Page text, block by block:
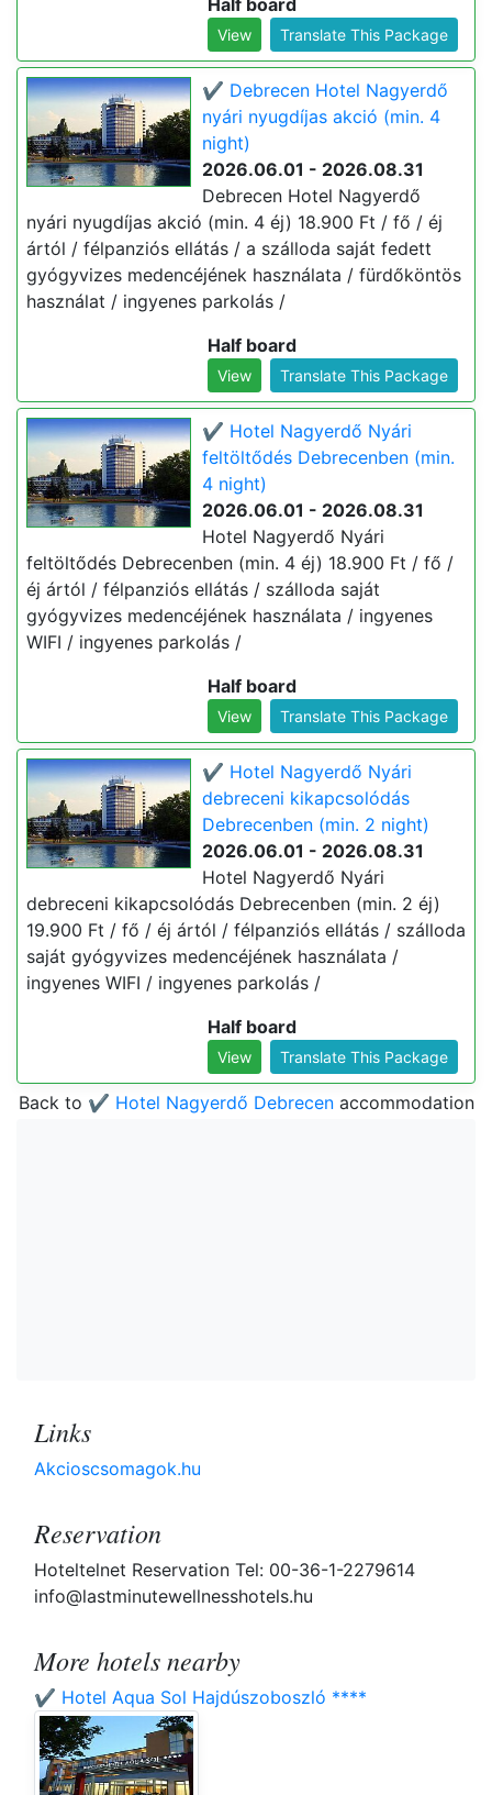
Half board
View Translate This Package
✔️ Debrecen Hotel Nagyerdő
nyári nyugdíjas akció (min. 4
night)
2026.06.01 - 2026.08.31
Debrecen Hotel Nagyerdő
nyári nyugdíjas akció (min. 4 éj) 18.900 Ft / fő / éj
ártól / félpanziós ellátás / a szálloda saját fedett
gyógyvizes medencéjének használata / fürdőköntös
használat / ingyenes parkolás /
Half board
View Translate This Package
✔️ Hotel Nagyerdő Nyári
feltöltődés Debrecenben (min.
4 night)
2026.06.01 - 2026.08.31
Hotel Nagyerdő Nyári
feltöltődés Debrecenben (min. 4 éj) 18.900 Ft / fő /
éj ártól / félpanziós ellátás / szálloda saját
gyógyvizes medencéjének használata / ingyenes
WIFI / ingyenes parkolás /
Half board
View Translate This Package
✔️ Hotel Nagyerdő Nyári
debreceni kikapcsolódás
Debrecenben (min. 2 night)
2026.06.01 - 2026.08.31
Hotel Nagyerdő Nyári
debreceni kikapcsolódás Debrecenben (min. 2 éj)
19.900 Ft / fő / éj ártól / félpanziós ellátás / szálloda
saját gyógyvizes medencéjének használata /
ingyenes WIFI / ingyenes parkolás /
Half board
View Translate This Package
Back to ✔️ Hotel Nagyerdő Debrecen accommodation
Links
Akcioscsomagok.hu
Reservation
Hoteltelnet Reservation Tel: 00-36-1-2279614
info@lastminutewellnesshotels.hu
More hotels nearby
✔️ Hotel Aqua Sol Hajdúszoboszló ****